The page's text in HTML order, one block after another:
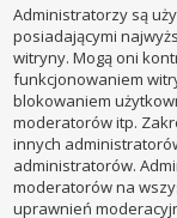
Administratorzy są
posiadającymi
witryny. Mogą oni
funkcjonowaniem
blokowaniem
moderatorów itp.
innych
administratorów.
moderatorów na
uprawnień